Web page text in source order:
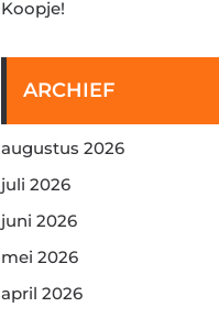
Koopje!
ARCHIEF
augustus 2026
juli 2026
juni 2026
mei 2026
april 2026